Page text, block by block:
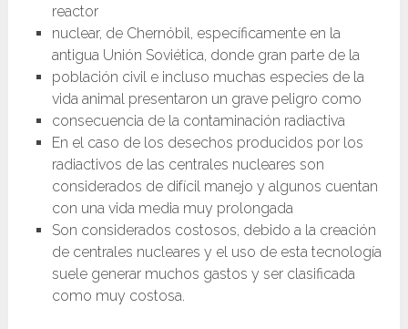
reactor
nuclear, de Chernóbil, específicamente en la
antigua Unión Soviética, donde gran parte de la
población civil e incluso muchas especies de la
vida animal presentaron un grave peligro como
consecuencia de la contaminación radiactiva
En el caso de los desechos producidos por los
radiactivos de las centrales nucleares son
considerados de difícil manejo y algunos cuentan
con una vida media muy prolongada
Son considerados costosos, debido a la creación
de centrales nucleares y el uso de esta tecnología
suele generar muchos gastos y ser clasificada
como muy costosa.